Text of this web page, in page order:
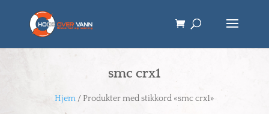
smc crx1
Hjem/ Produkter med stikkord «smc crx1»